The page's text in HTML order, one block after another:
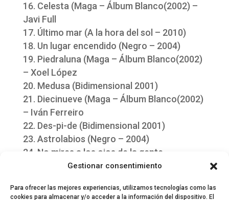
Gestionar consentimiento
Para ofrecer las mejores experiencias, utilizamos tecnologías como las
cookies para almacenar y/o acceder a la información del dispositivo. El
Celesta (Maga – Álbum Blanco(2002) –
Javi Full
Último mar (A la hora del sol – 2010)
Un lugar encendido (Negro – 2004)
Piedraluna (Maga – Álbum Blanco(2002)
– Xoel López
Medusa (Bidimensional 2001)
Diecinueve (Maga – Álbum Blanco(2002)
– Iván Ferreiro
Des-pi-de (Bidimensional 2001)
Astrolabios (Negro – 2004)
No mires a los ojos de la gente –
(Versión de Golpes Bajos)